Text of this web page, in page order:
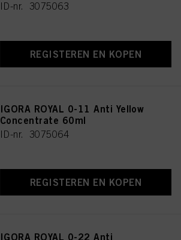
ID-nr. 3075063
REGISTEREN EN KOPEN
IGORA ROYAL 0-11 Anti Yellow
Concentrate 60ml
ID-nr. 3075064
REGISTEREN EN KOPEN
IGORA ROYAL 0-22 Anti